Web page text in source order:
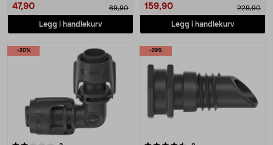
47,90 69,90
Legg i handlekurv
159,90 229,90
Legg i handlekurv
-20% -29%
4.5 av 5 stjerner